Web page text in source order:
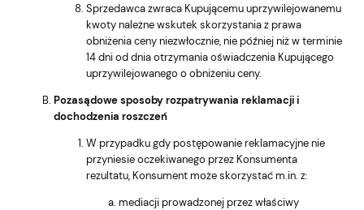
Sprzedawca zwraca Kupującemu uprzywilejowanemu
kwoty należne wskutek skorzystania z prawa
obniżenia ceny niezwłocznie, nie później niż w terminie
14 dni od dnia otrzymania oświadczenia Kupującego
uprzywilejowanego o obniżeniu ceny.
Pozasądowe sposoby rozpatrywania reklamacji i
dochodzenia roszczeń
W przypadku gdy postępowanie reklamacyjne nie
przyniesie oczekiwanego przez Konsumenta
rezultatu, Konsument może skorzystać m.in. z:
mediacji prowadzonej przez właściwy